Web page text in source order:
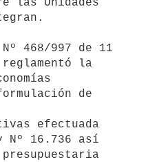
468/997 de 11
la
de
efectuada
Nº 16.736 así